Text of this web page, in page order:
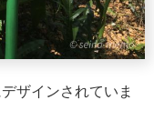
ザインされていま